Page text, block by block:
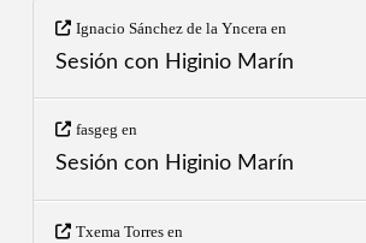
Ignacio Sánchez de la Yncera en
Sesión con Higinio Marín
fasgeg en
Sesión con Higinio Marín
Txema Torresen